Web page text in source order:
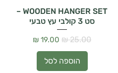
WOODEN HANGER SET –
סט 3 קולבי עץ טבעי
מחיר רגיל מחיר מבצע
הוספה לסל